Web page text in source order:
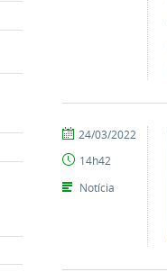
por
publicado
24/03/2022
14h42
Notícia